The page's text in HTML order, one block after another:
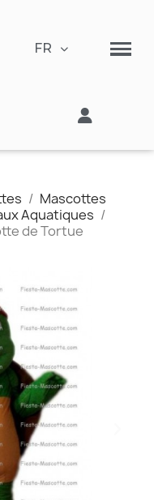
FR
Mascottes
Aquatiques
de Tortue